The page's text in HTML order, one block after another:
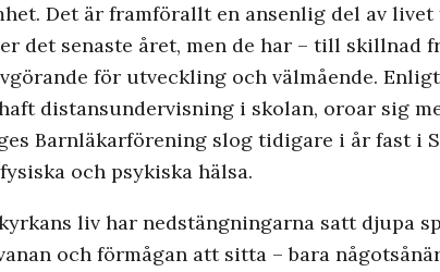
Det är framförallt en ansenlig del av livet
det senaste året, men de har – till skillnad
för utveckling och välmående.
distansundervisning i skolan, oroar sig
Barnläkarförening slog tidigare i år fast i
och psykiska hälsa.
liv har nedstängningarna satt djupa
och förmågan att sitta – bara